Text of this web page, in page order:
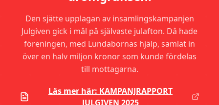
Den sjätte upplagan av insamlingskampanjen
Julgiven gick i mål på självaste julafton. Då hade
föreningen, med Lundabornas hjälp, samlat in
över en halv miljon kronor som kunde fördelas
till mottagarna.
Läs mer här: KAMPANJRAPPORT
JULGIVEN 2025